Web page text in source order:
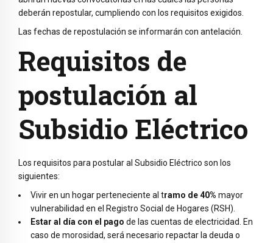
deberán repostular, cumpliendo con los requisitos exigidos.
Las fechas de repostulación se informarán con antelación.
Requisitos de
postulación al
Subsidio Eléctrico
Los requisitos para postular al Subsidio Eléctrico son los
siguientes:
Vivir en un hogar perteneciente al tramo de 40% mayor
vulnerabilidad en el Registro Social de Hogares (RSH).
Estar al día con el pago de las cuentas de electricidad. En
caso de morosidad, será necesario repactar la deuda o